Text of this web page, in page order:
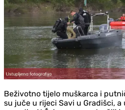
Beživotno tijelo muškarca i
su juče u rijeci Savi u Gradišci,